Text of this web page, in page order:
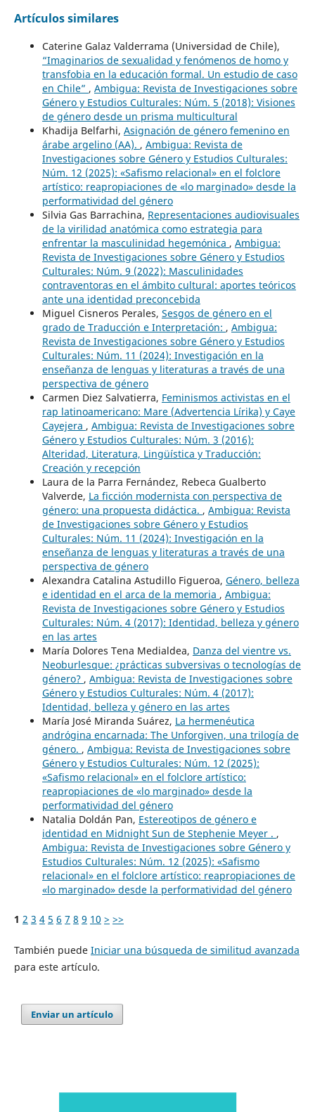
Artículos similares
Caterine Galaz Valderrama (Universidad de Chile),
“Imaginarios de sexualidad y fenómenos de homo y
transfobia en la educación formal. Un estudio de caso
en Chile” , Ambigua: Revista de Investigaciones sobre
Género y Estudios Culturales: Núm. 5 (2018): Visiones
de género desde un prisma multicultural
Khadija Belfarhi, Asignación de género femenino en
árabe argelino (AA). , Ambigua: Revista de
Investigaciones sobre Género y Estudios Culturales:
Núm. 12 (2025): «Safismo relacional» en el folclore
artístico: reapropiaciones de «lo marginado» desde la
performatividad del género
Silvia Gas Barrachina, Representaciones audiovisuales
de la virilidad anatómica como estrategia para
enfrentar la masculinidad hegemónica , Ambigua:
Revista de Investigaciones sobre Género y Estudios
Culturales: Núm. 9 (2022): Masculinidades
contraventoras en el ámbito cultural: aportes teóricos
ante una identidad preconcebida
Miguel Cisneros Perales, Sesgos de género en el
grado de Traducción e Interpretación: , Ambigua:
Revista de Investigaciones sobre Género y Estudios
Culturales: Núm. 11 (2024): Investigación en la
enseñanza de lenguas y literaturas a través de una
perspectiva de género
Carmen Diez Salvatierra, Feminismos activistas en el
rap latinoamericano: Mare (Advertencia Lírika) y Caye
Cayejera , Ambigua: Revista de Investigaciones sobre
Género y Estudios Culturales: Núm. 3 (2016):
Alteridad, Literatura, Lingüística y Traducción:
Creación y recepción
Laura de la Parra Fernández, Rebeca Gualberto
Valverde, La ficción modernista con perspectiva de
género: una propuesta didáctica. , Ambigua: Revista
de Investigaciones sobre Género y Estudios
Culturales: Núm. 11 (2024): Investigación en la
enseñanza de lenguas y literaturas a través de una
perspectiva de género
Alexandra Catalina Astudillo Figueroa, Género, belleza
e identidad en el arca de la memoria , Ambigua:
Revista de Investigaciones sobre Género y Estudios
Culturales: Núm. 4 (2017): Identidad, belleza y género
en las artes
María Dolores Tena Medialdea, Danza del vientre vs.
Neoburlesque: ¿prácticas subversivas o tecnologías de
género? , Ambigua: Revista de Investigaciones sobre
Género y Estudios Culturales: Núm. 4 (2017):
Identidad, belleza y género en las artes
María José Miranda Suárez, La hermenéutica
andrógina encarnada: The Unforgiven, una trilogía de
género. , Ambigua: Revista de Investigaciones sobre
Género y Estudios Culturales: Núm. 12 (2025):
«Safismo relacional» en el folclore artístico:
reapropiaciones de «lo marginado» desde la
performatividad del género
Natalia Doldán Pan, Estereotipos de género e
identidad en Midnight Sun de Stephenie Meyer . ,
Ambigua: Revista de Investigaciones sobre Género y
Estudios Culturales: Núm. 12 (2025): «Safismo
relacional» en el folclore artístico: reapropiaciones de
«lo marginado» desde la performatividad del género
1 2 3 4 5 6 7 8 9 10 > >>
También puede Iniciar una búsqueda de similitud avanzada
para este artículo.
Enviar un artículo